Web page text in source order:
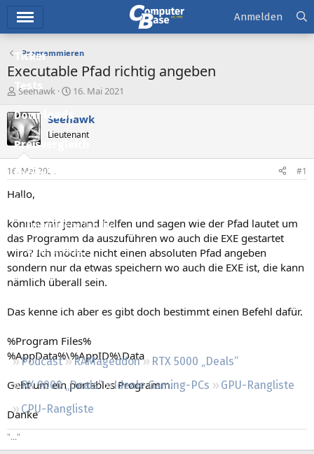
Ticker
Tests
Downloads
Preisvergleich
Forum
Aktuelles
Empfohlene Inhalte
Neue Beiträge
Neueste Aktivitäten
Podcast RAMageddon
RTX 5000 „Deals“
RX 9000 „Deals“
Ideale Gaming-PCs
GPU-Rangliste
CPU-Rangliste
Anmelden
Programmieren
Executable Pfad richtig angeben
E
s
t
e
e
r
Seehawk
E
s
e
t
16. Mai 2021
Seehawk
Lieutenant
16. Mai 2021 #1
Hallo,
könnte mir jemand helfen und sagen wie der Pfad lautet um
das Programm da auszuführen wo auch die EXE gestartet
wird? Ich möchte nicht einen absoluten Pfad angeben
sondern nur da etwas speichern wo auch die EXE ist, die kann
nämlich überall sein.
Das kenne ich aber es gibt doch bestimmt einen Befehl dafür.
%Program Files%
%AppData%\%AppID%\Data
Geht um ein portables Programm.
Danke
"..."